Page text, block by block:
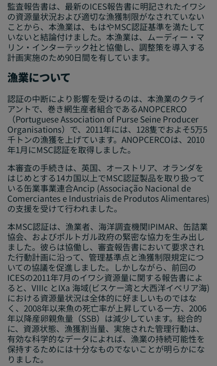
監査報告書は、最新のICES報告書に明記されたイワシ
の資源量状況および適切な漁獲制限がなされていない
ことから、本漁業は、もはやMSC認証基準を満たして
いないと結論付けました。本漁業は、ムーディー・マ
リン・インターテック社と協働し、調整策を導入する
計画実施のため90日間を有しています。
漁業について
認証の中断により影響を受けるのは、本漁業のクライ
アントで、巻き網生産者組合であるANOPCERCO
（Portuguese Association of Purse Seine Producer
Organisations）で、2011年には、128隻でおよそ5万5
千トンの漁獲を上げています。ANOPCERCOは、2010
年1月にMSC認証を取得しました。
本審査の手続きは、英国、オーストリア、オランダを
はじめとする14カ国以上でMSC認証製品を取り扱って
いる缶業事業連合Ancip (Associação Nacional de
Comerciantes e Industriais de Produtos Alimentares)
の支援を受けて行われました。
本MSC認証は、漁業者、海洋調査機関IPIMAR、缶詰業
協会、およびポルトガル政府の緊密な協力を生み出し
ました。彼らは協働し、審査報告書において要求され
た行動計画に沿って、管理基準点と漁獲制限規定につ
いての協議を促進しました。しかしながら、前回の
ICESの2011年7月のイワシ資源量に関する報告書によ
ると、VIIIc とIXa 海域(ビスケー湾と大西洋イベリア海)
における資源量状況は全体的に好ましいものではな
く、2008年以来魚の死亡率が上昇している一方、2006
年以降産卵親魚量（SSB）は減少しています。総合的
に、資源状態、漁獲割当量、実施された管理行動は、
有効な科学的なデータによれば、漁業の持続可能性を
保持するためには十分なものでないことが明らかにな
りました。